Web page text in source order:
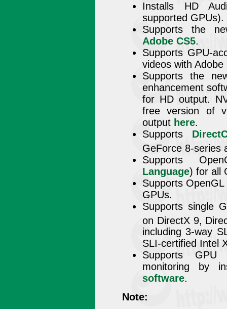
Installs HD
supported GPUs).
Supports the
Adobe CS5.
Supports GPU-
videos with
Supports the
enhancement
for HD output.
free version of
output here.
Supports
GeForce 8-series
Supports
Language) for all
Supports
GPUs.
Supports single
on DirectX 9,
including 3-way
SLI-certified Intel
Supports GPU
monitoring by
software.
Note: